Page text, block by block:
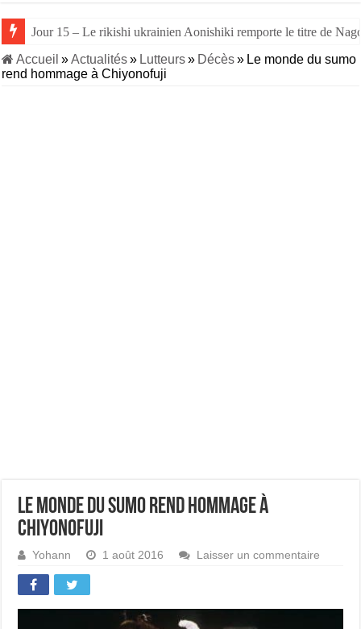
Jour 15 – Le rikishi ukrainien Aonishiki remporte le titre de
Accueil »Actualités» Lutteurs» Décès» Le monde du sumo
rend hommage à Chiyonofuji
Le monde du sumo rend hommage à
Chiyonofuji
Yohann 1 août 2016 Laisser un commentaire